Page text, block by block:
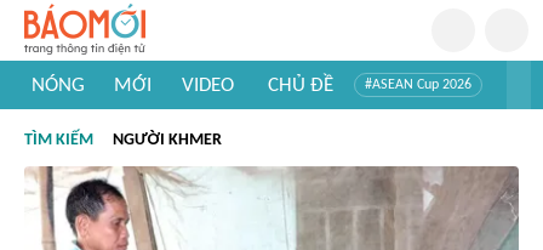
NÓNG MỚI VIDEO CHỦ ĐỀ #ASEAN Cup 2026
#Khám phá thế giới
TÌM KIẾM NGƯỜI KHMER